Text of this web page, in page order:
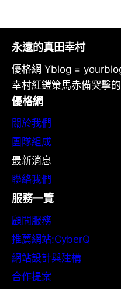
永遠的真田幸村
優格網 Yblog =
幸村紅鎧策馬赤備突擊
優格網
關於我們
團隊組成
最新消息
聯絡我們
服務一覽
顧問服務
推薦網站:CyberQ
網站設計與建構
合作提案